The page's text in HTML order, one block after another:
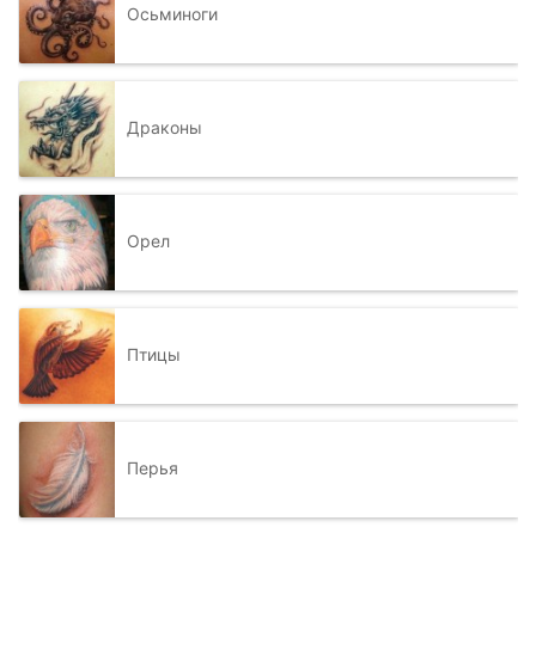
Осьминоги
Драконы
Орел
Птицы
Перья